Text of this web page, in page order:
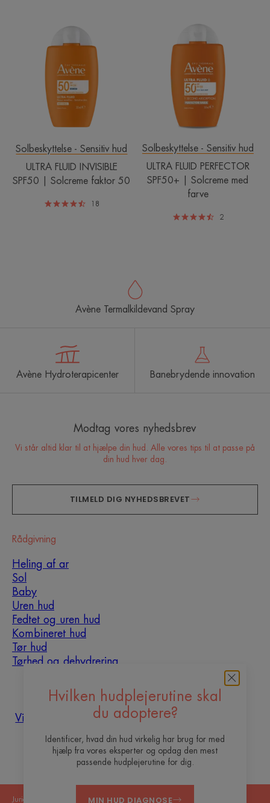
INVISIBLE
SPF50
|
Solcreme
faktor
Solbeskyttelse - Sensitiv hud
ULTRA FLUID INVISIBLE
SPF50 | Solcreme faktor 50
18
ULTRA
PERFECTOR
SPF50+
|
Solcreme
med
farve
Solbeskyttelse - Sensitiv hud
ULTRA FLUID PERFECTOR
SPF50+ | Solcreme med
farve
2
Hvilken hudplejerutine skal
du adoptere?
Identificer, hvad din hud virkelig har brug for med
hjælp fra vores eksperter og opdag den mest
passende hudplejerutine for dig.
MIN HUD DIAGNOSE
Avène Termalkildevand Spray
Avène Hydroterapicenter Banebrydende innovation
Modtag vores nyhedsbrev
Vi står altid klar til at hjælpe din hud. Alle vores tips til at passe på
din hud hver dag.
TILMELD DIG NYHEDSBREVET
Rådgivning
Heling af ar
Sol
Baby
Uren hud
Fedtet og uren hud
Kombineret hud
Tør hud
Tørhed og dehydrering
Om os
Vil du være vores content
Kontakt
Juridiske meddelelser Fortrolighedspolitik Cookie - indstillinger